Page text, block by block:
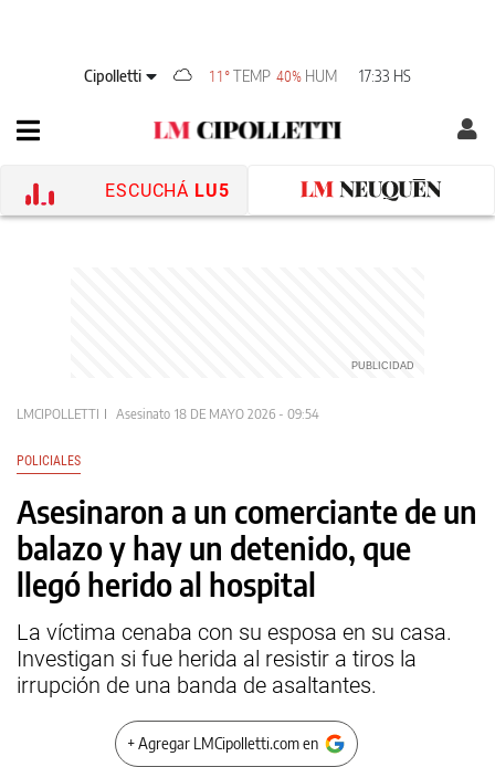
Cipolletti 11° TEMP 40% HUM 17:33 HS
ESCUCHÁ LU5
LMCIPOLLETTI Asesinato 18 DE MAYO 2026 - 09:54
POLICIALES
Asesinaron a un comerciante de un
balazo y hay un detenido, que
llegó herido al hospital
La víctima cenaba con su esposa en su casa.
Investigan si fue herida al resistir a tiros la
irrupción de una banda de asaltantes.
+ Agregar LMCipolletti.com en